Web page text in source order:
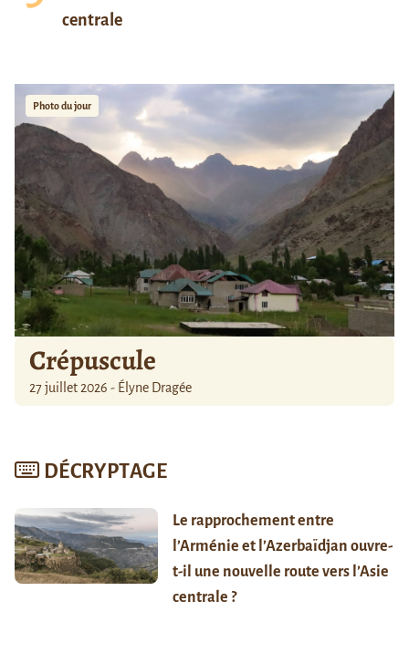
centrale
Photo du jour
Crépuscule
27 juillet 2026 - Élyne Dragée
DÉCRYPTAGE
Le rapprochement entre
l’Arménie et l’Azerbaïdjan ouvre-
t-il une nouvelle route vers l’Asie
centrale ?